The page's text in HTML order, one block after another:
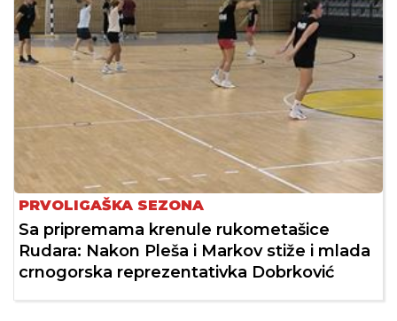
PRVOLIGAŠKA SEZONA
Sa pripremama krenule rukometašice
Rudara: Nakon Pleša i Markov stiže i mlada
crnogorska reprezentativka Dobrković